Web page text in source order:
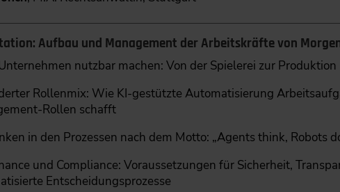
Aufbau und Management der Arbeitskräfte von
nutzbar machen: Von der Spielerei zur Produktion
Rollenmix: Wie KI-gestützte Automatisierung
Rollen schafft
in den Prozessen nach dem Motto: „Agents think, Robots
und Compliance: Voraussetzungen für Sicherheit,
Entscheidungsprozesse